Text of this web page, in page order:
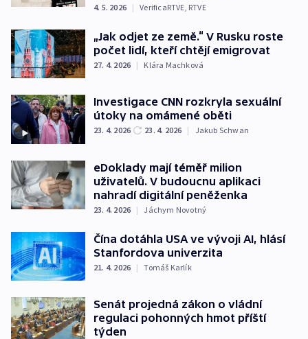
4. 5. 2026 | VerificaRTVE RTVE
„Jak odjet ze země.“ V Rusku roste
počet lidí, kteří chtějí emigrovat
27. 4. 2026 | Klára Machková
Investigace CNN rozkryla sexuální
útoky na omámené oběti
23. 4. 2026 23. 4. 2026 | Jakub Schwan
eDoklady mají téměř milion
uživatelů. V budoucnu aplikaci
nahradí digitální peněženka
23. 4. 2026 | Jáchym Novotný
Čína dotáhla USA ve vývoji AI, hlásí
Stanfordova univerzita
21. 4. 2026 | Tomáš Karlík
Senát projedná zákon o vládní
regulaci pohonných hmot příští
týden